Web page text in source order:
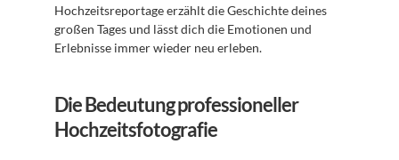
Hochzeitsreportage erzählt die Geschichte deines
großen Tages und lässt dich die Emotionen und
Erlebnisse immer wieder neu erleben.
Die Bedeutung professioneller
Hochzeitsfotografie